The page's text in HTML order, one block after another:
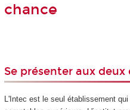
chance
Se présenter aux deux
L'Intec est le seul établissement